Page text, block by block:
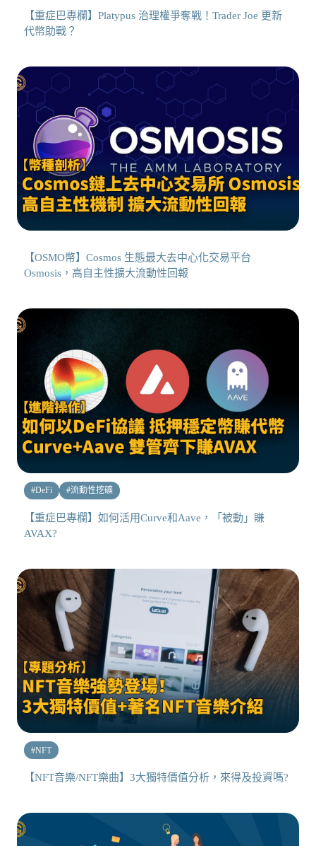
【重症巴專欄】Platypus 治理權爭奪戰！Trader Joe 更新
代幣助戰？
【OSMO幣】Cosmos 生態最大去中心化交易平台
Osmosis，高自主性擴大流動性回報
#DeFi #流動性挖礦
【重症巴專欄】如何活用Curve和Aave，「被動」賺
AVAX?
#NFT
【NFT音樂/NFT樂曲】3大獨特價值分析，來得及投資嗎?